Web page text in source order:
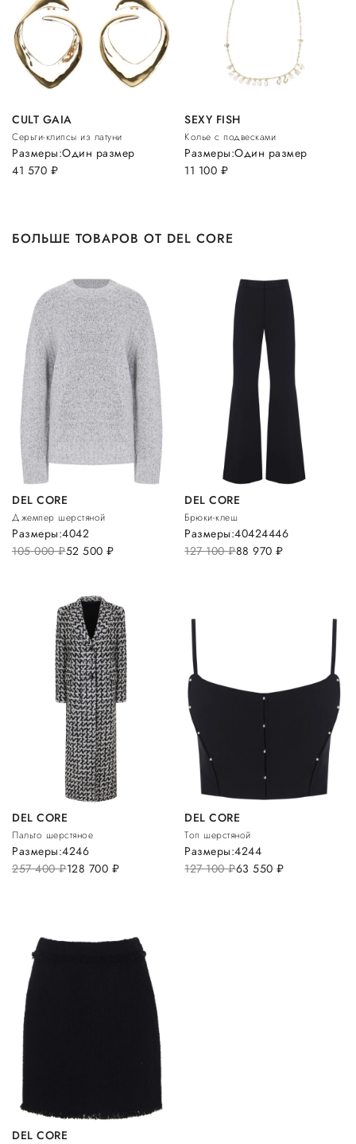
CULT GAIA
Серьги-клипсы из латуни
41 570 руб.
Размеры:Один размер
SEXY FISH
Колье с подвесками
11 100 руб.
Размеры:Один размер
БОЛЬШЕ ТОВАРОВ ОТ DEL CORE
DEL CORE
Джемпер шерстяной
105 000руб.52 500 руб.
Размеры:4042
DEL CORE
Брюки-клеш
127 100руб.88 970руб.
Размеры:40424446
DEL CORE
Пальто шерстяное
257 400руб.128 700 руб.
Размеры:4246
DEL CORE
Топ шерстяной
127 100руб.63 550руб.
Размеры:4244
DEL CORE